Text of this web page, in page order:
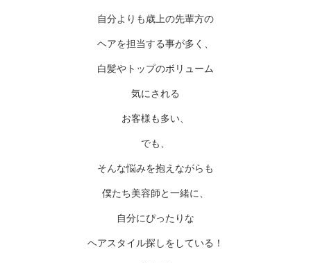
自分よりも歳上の先輩方の
ヘアを担当する事が多く、
白髪やトップのボリューム
気にされる
お客様も多い、
でも、
そんな悩みを抱えながらも
僕たち美容師と一緒に、
自分にぴったりな
ヘアスタイル探しをしている！